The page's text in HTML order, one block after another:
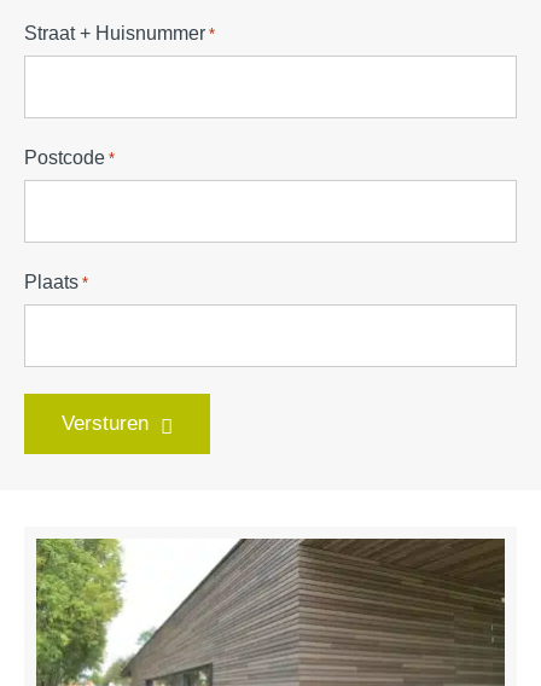
Straat + Huisnummer *
Postcode *
Plaats *
Versturen